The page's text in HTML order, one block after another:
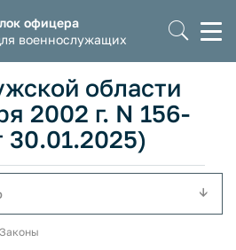
офицера
военнослужащих
области
2002 г. N 156-